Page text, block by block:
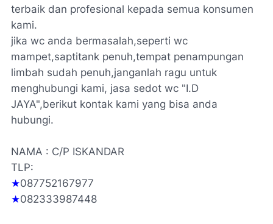
terbaik dan profesional kepada semua konsumen
kami.
jika wc anda bermasalah,seperti wc
mampet,saptitank penuh,tempat penampungan
limbah sudah penuh,janganlah ragu untuk
menghubungi kami, jasa sedot wc "I.D
JAYA",berikut kontak kami yang bisa anda
hubungi.
NAMA : C/P ISKANDAR
TLP:
★087752167977
★082333987448